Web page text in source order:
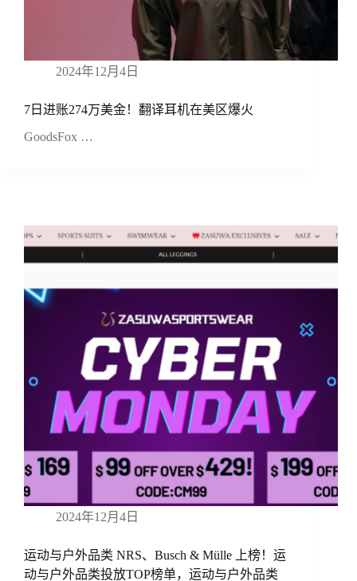
2024年12月4日
7日进账274万美金！翻译耳机在美区爆火
GoodsFox …
2024年12月4日
运动与户外品类 NRS、Busch & Mülle 上榜！运
动与户外品类投放TOP榜单，运动与户外品类